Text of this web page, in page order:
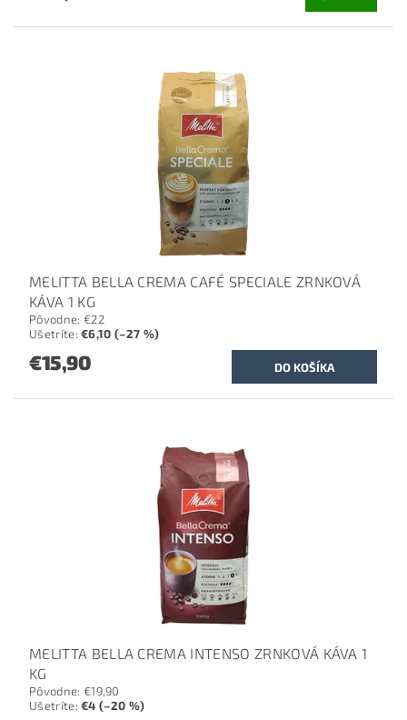
MELITTA BELLA CREMA CAFÉ SPECIALE ZRNKOVÁ
KÁVA 1 KG
Pôvodne: €22
Ušetríte:€6,10 (–27 %)
€15,90
MELITTA BELLA CREMA INTENSO ZRNKOVÁ KÁVA 1
KG
Pôvodne: €19,90
Ušetríte:€4 (–20 %)